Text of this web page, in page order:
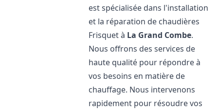
est spécialisée dans l'installation
et la réparation de chaudières
Frisquet à La Grand Combe.
Nous offrons des services de
haute qualité pour répondre à
vos besoins en matière de
chauffage. Nous intervenons
rapidement pour résoudre vos